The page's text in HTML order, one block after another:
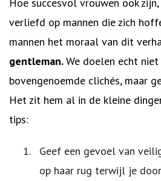
verliefd op mannen die zich
mannen het moraal van dit
gentleman.We doelen echt
bovengenoemde clichés, maar
Het zit hem al in de kleine
tips:
Geef een gevoel van
op haar rug terwijl je